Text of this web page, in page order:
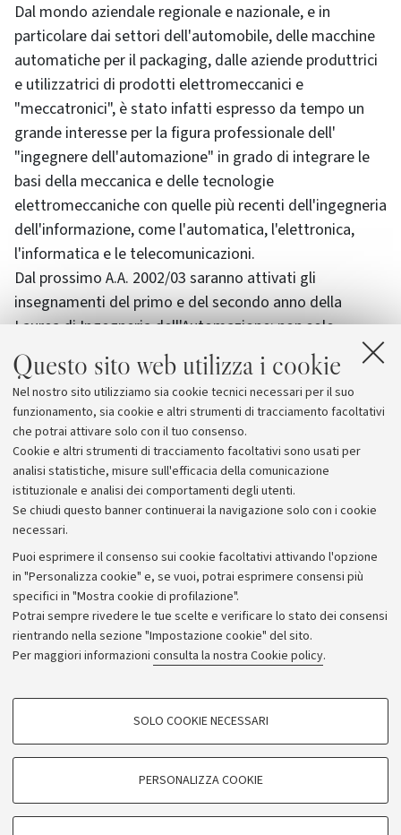
Questo sito web utilizza i cookie
Nel nostro sito utilizziamo sia cookie tecnici necessari per il suo
funzionamento, sia cookie e altri strumenti di tracciamento facoltativi
che potrai attivare solo con il tuo consenso.
Cookie e altri strumenti di tracciamento facoltativi sono usati per
analisi statistiche, misure sull'efficacia della comunicazione
istituzionale e analisi dei comportamenti degli utenti.
Se chiudi questo banner continuerai la navigazione solo con i cookie
necessari.
Puoi esprimere il consenso sui cookie facoltativi attivando l'opzione
in "Personalizza cookie" e, se vuoi, potrai esprimere consensi più
specifici in "Mostra cookie di profilazione".
Potrai sempre rivedere le tue scelte e verificare lo stato dei consensi
rientrando nella sezione "Impostazione cookie" del sito.
Per maggiori informazioni consulta la nostra Cookie policy.
COOKIE DI PROFILAZIONE - FACOLTATIVI
SOLO COOKIE NECESSARI
PERSONALIZZA COOKIE
Dal mondo aziendale regionale e nazionale, e in
particolare dai settori dell'automobile, delle macchine
automatiche per il packaging, dalle aziende produttrici
e utilizzatrici di prodotti elettromeccanici e
"meccatronici", è stato infatti espresso da tempo un
grande interesse per la figura professionale dell'
"ingegnere dell'automazione" in grado di integrare le
basi della meccanica e delle tecnologie
elettromeccaniche con quelle più recenti dell'ingegneria
dell'informazione, come l'automatica, l'elettronica,
l'informatica e le telecomunicazioni.
Dal prossimo A.A. 2002/03 saranno attivati gli
insegnamenti del primo e del secondo anno della
Laurea di Ingegneria dell'Automazione: non solo
matricole, quindi, ma anche studenti che "in corso
d'opera" potranno "transitare" all'ingegneria
automatica provenendo da altri corsi.
Per i dettagli sul piano di studio, consultare il portale
d'Ateneowww.unibo.it.
Archivio
Comunicati stampa
Redazione
Rassegna stampa
© Copyright 2026 - ALMA MATER STUDIORUM - Università di
Bologna - Via Zamboni, 33 - 40126 Bologna - PI: 01131710376 -